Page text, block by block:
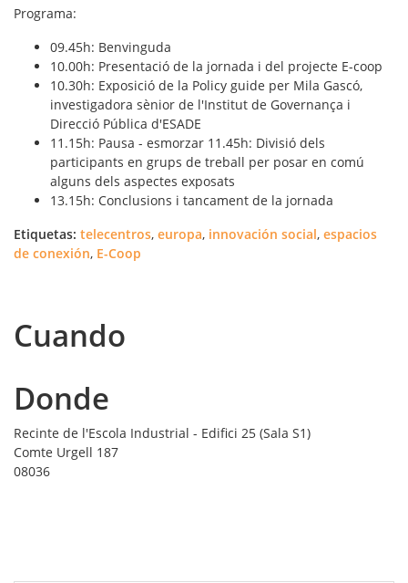
Programa:
09.45h: Benvinguda
10.00h: Presentació de la jornada i del projecte E-coop
10.30h: Exposició de la Policy guide per Mila Gascó,
investigadora sènior de l'Institut de Governança i
Direcció Pública d'ESADE
11.15h: Pausa - esmorzar 11.45h: Divisió dels
participants en grups de treball per posar en comú
alguns dels aspectes exposats
13.15h: Conclusions i tancament de la jornada
Etiquetas: telecentros, europa, innovación social, espacios
de conexión, E-Coop
Cuando
Donde
Recinte de l'Escola Industrial - Edifici 25 (Sala S1)
Comte Urgell 187
08036